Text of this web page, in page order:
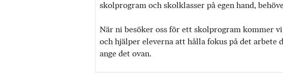
skolprogram och skolklasser på egen hand,
När ni besöker oss för ett skolprogram kommer
och hjälper eleverna att hålla fokus på det arbete
ange det ovan.